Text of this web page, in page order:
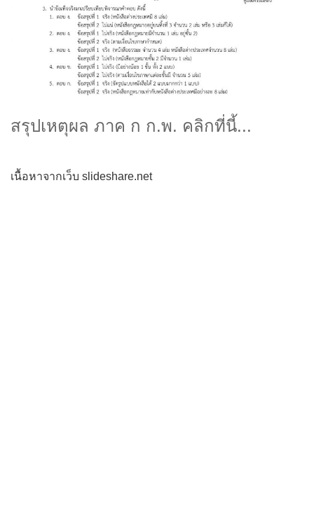
สรุปเหตุผล ภาค ก ก.พ. คลิกที่นี้...
เนื้อหาจากเว็บ slideshare.net